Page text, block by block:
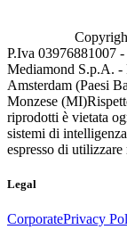
P.Iva 03976881007
Mediamond S.p.A. -
Amsterdam (Paesi
Monzese (MI)
riprodotti è vietata
sistemi di
espresso di
Legal
CorporatePrivacy